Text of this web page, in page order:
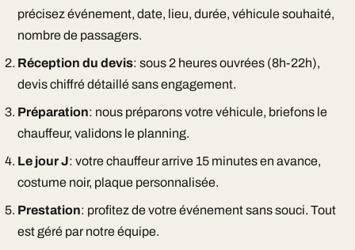
précisez événement, date, lieu, durée, véhicule souhaité,
nombre de passagers.
Réception du devis: sous 2 heures ouvrées (8h-22h),
devis chiffré détaillé sans engagement.
Préparation: nous préparons votre véhicule, briefons le
chauffeur, validons le planning.
Le jour J: votre chauffeur arrive 15 minutes en avance,
costume noir, plaque personnalisée.
Prestation: profitez de votre événement sans souci. Tout
est géré par notre équipe.